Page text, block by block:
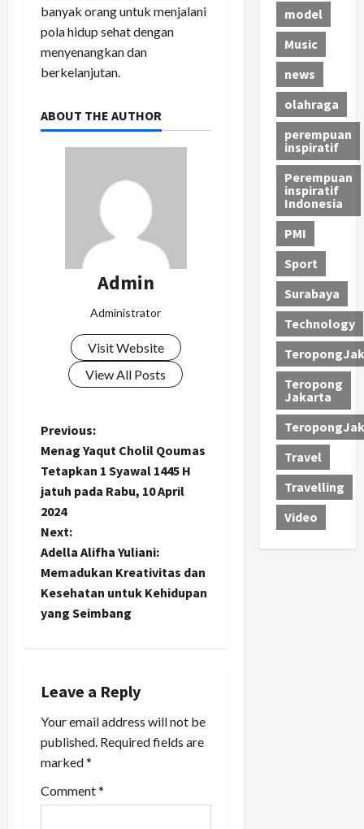
banyak orang untuk menjalani
pola hidup sehat dengan
menyenangkan dan
berkelanjutan.
ABOUT THE AUTHOR
Admin
Administrator
Visit Website
View All Posts
P
o
s
t
n
a
g
a
t
i
Previous:
Menag Yaqut Cholil Qoumas
Tetapkan 1 Syawal 1445 H
jatuh pada Rabu, 10 April
2024
Next:
Adella Alifha Yuliani:
Memadukan Kreativitas dan
Kesehatan untuk Kehidupan
yang Seimbang
Leave a Reply
Your email address will not be
published. Required fields are
marked*
Comment*
model
Music
news
olahraga
perempuan
inspiratif
Perempuan
inspiratif
Indonesia
PMI
Sport
Surabaya
Technology
Teropong
Jakarta
Travel
Travelling
Video